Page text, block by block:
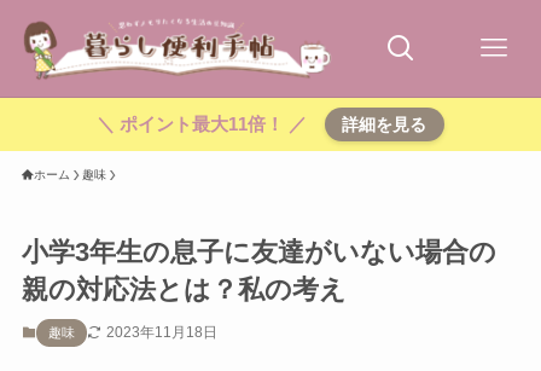
＼ ポイント最大11倍！ ／ 詳細を見る
ホーム 趣味
小学3年生の息子に友達がいない場合の
親の対応法とは？私の考え
趣味 2023年11月18日